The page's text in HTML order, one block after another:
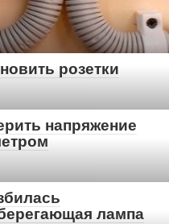
розетки
напряжение
лампа